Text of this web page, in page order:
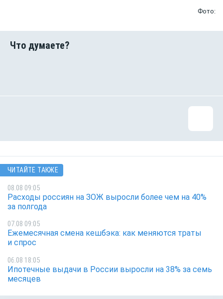
Фото:
ЧИТАЙТЕ ТАКЖЕ
08.08 09:05
Расходы россиян на ЗОЖ выросли более чем на 40%
за полгода
07.08 09:05
Ежемесячная смена кешбэка: как меняются траты
и спрос
06.08 18:05
Ипотечные выдачи в России выросли на 38% за семь
месяцев